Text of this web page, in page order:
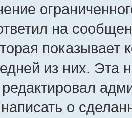
на
показывает
из них. Эта
о